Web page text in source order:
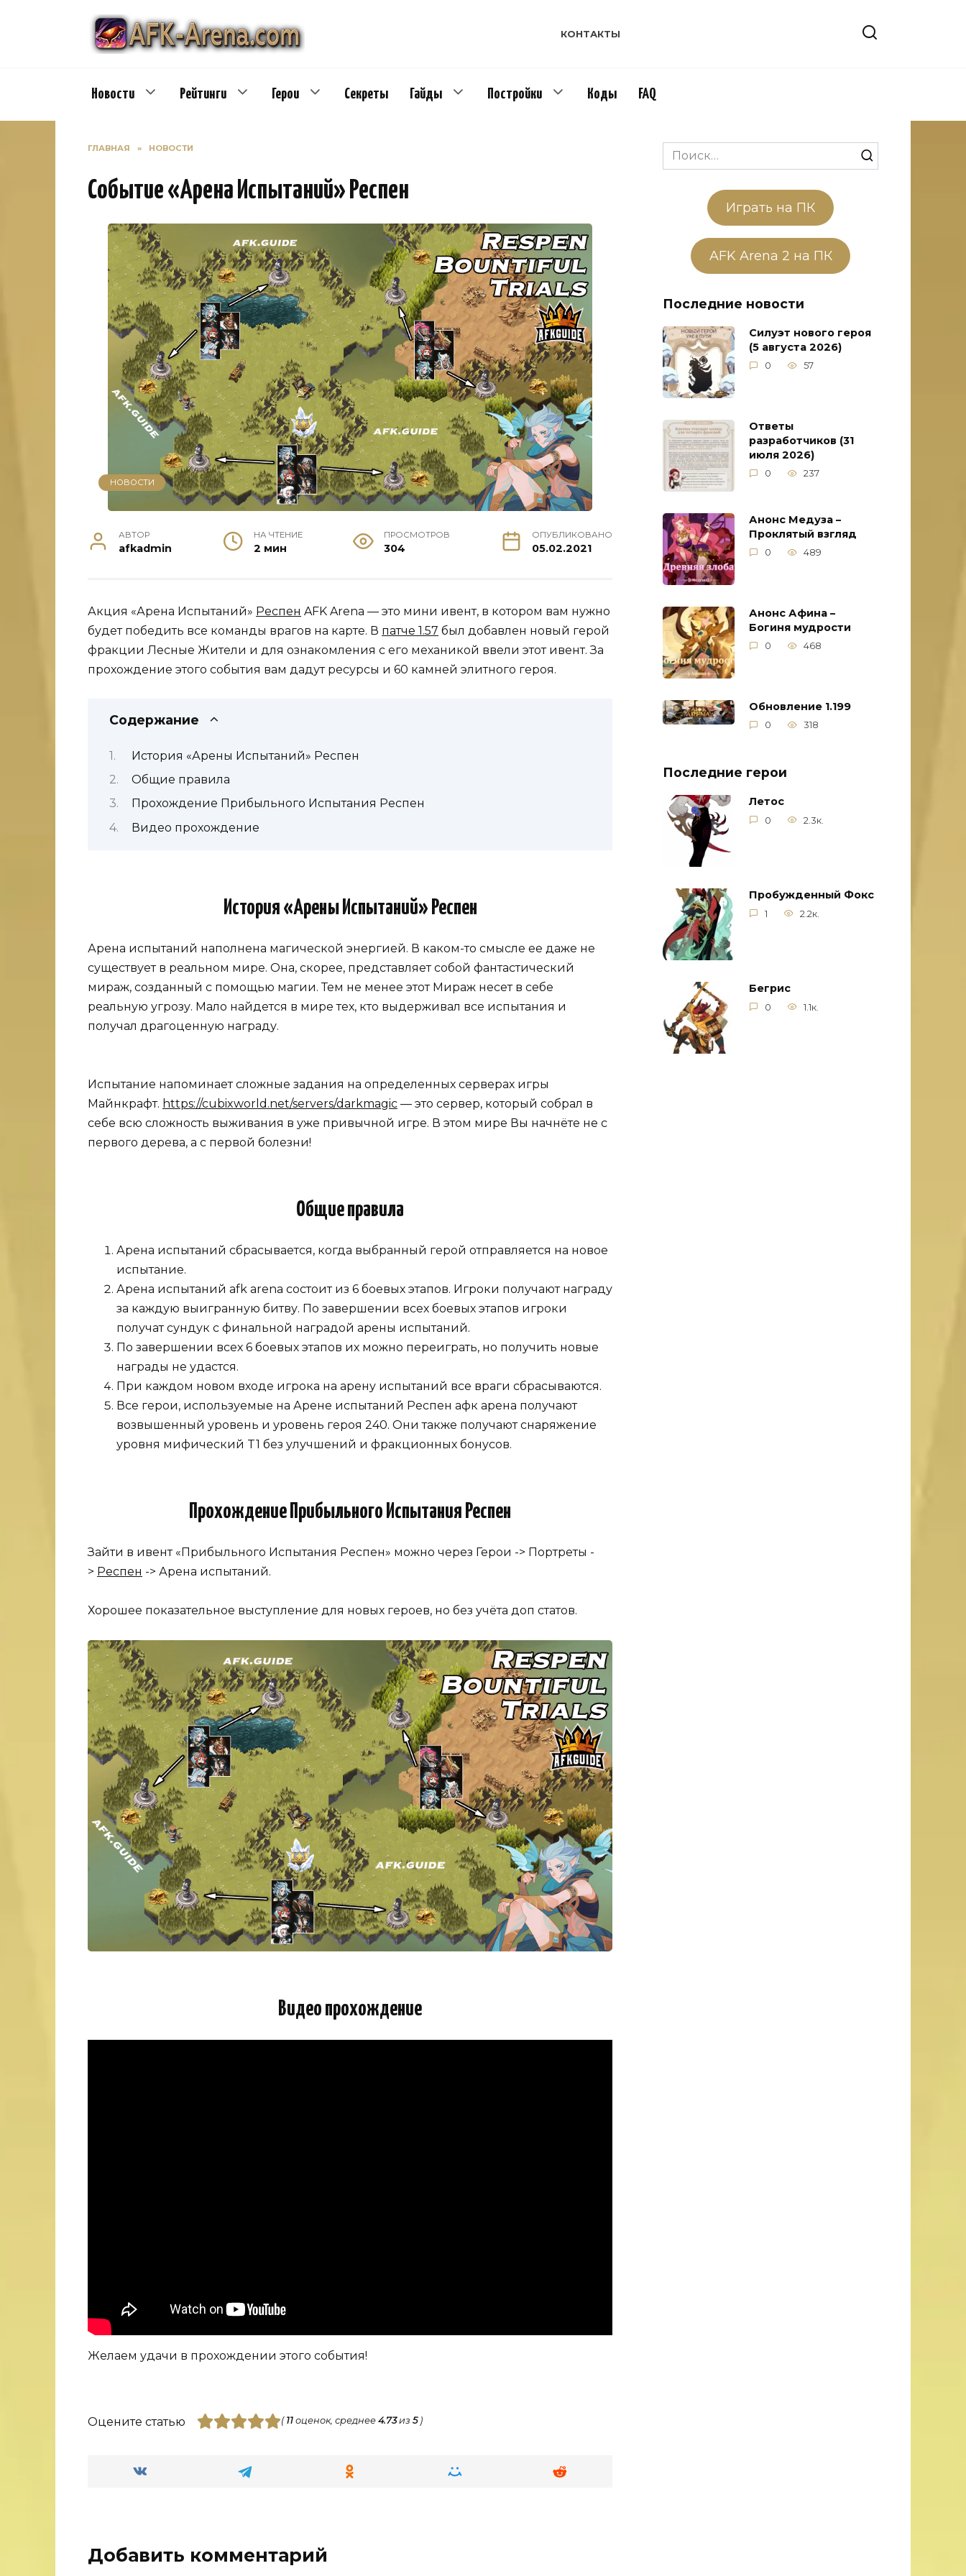
КОНТАКТЫ
Новости Рейтинги Герои Секреты Гайды Постройки Коды FAQ
ГЛАВНАЯ » НОВОСТИ
Событие «Арена Испытаний» Респен
НОВОСТИ
АВТОР
afkadmin
НА ЧТЕНИЕ
2 мин
ПРОСМОТРОВ
304
ОПУБЛИКОВАНО
05.02.2021
Акция «Арена Испытаний» Респен AFK Arena — это мини ивент, в котором вам нужно
будет победить все команды врагов на карте. В патче 1.57 был добавлен новый герой
фракции Лесные Жители и для ознакомления с его механикой ввели этот ивент. За
прохождение этого события вам дадут ресурсы и 60 камней элитного героя.
Содержание
История «Арены Испытаний» Респен
Общие правила
Прохождение Прибыльного Испытания Респен
Видео прохождение
История «Арены Испытаний» Респен
Арена испытаний наполнена магической энергией. В каком-то смысле ее даже не
существует в реальном мире. Она, скорее, представляет собой фантастический
мираж, созданный с помощью магии. Тем не менее этот Мираж несет в себе
реальную угрозу. Мало найдется в мире тех, кто выдерживал все испытания и
получал драгоценную награду.
Испытание напоминает сложные задания на определенных серверах игры
Майнкрафт. https://cubixworld.net/servers/darkmagic — это сервер, который собрал в
себе всю сложность выживания в уже привычной игре. В этом мире Вы начнёте не с
первого дерева, а с первой болезни!
Общие правила
Арена испытаний сбрасывается, когда выбранный герой отправляется на новое
испытание.
Арена испытаний afk arena состоит из 6 боевых этапов. Игроки получают награду
за каждую выигранную битву. По завершении всех боевых этапов игроки
получат сундук с финальной наградой арены испытаний.
По завершении всех 6 боевых этапов их можно переиграть, но получить новые
награды не удастся.
При каждом новом входе игрока на арену испытаний все враги сбрасываются.
Все герои, используемые на Арене испытаний Респен афк арена получают
возвышенный уровень и уровень героя 240. Они также получают снаряжение
уровня мифический T1 без улучшений и фракционных бонусов.
Прохождение Прибыльного Испытания Респен
Зайти в ивент «Прибыльного Испытания Респен» можно через Герои -> Портреты -
> Респен -> Арена испытаний.
Хорошее показательное выступление для новых героев, но без учёта доп статов.
Видео прохождение
Желаем удачи в прохождении этого события!
Оцените статью ( 11оценок, среднее 4.73из 5)
Добавить комментарий
Search
for:
Играть на ПК
AFK Arena 2 на ПК
Последние новости
Силуэт нового героя
(5 августа 2026)
0 57
Ответы
разработчиков (31
июля 2026)
0 237
Анонс Медуза –
Проклятый взгляд
0 489
Анонс Афина –
Богиня мудрости
0 468
Обновление 1.199
0 318
Последние герои
Летос
0 2.3к.
Пробужденный Фокс
1 2.2к.
Бегрис
0 1.1к.